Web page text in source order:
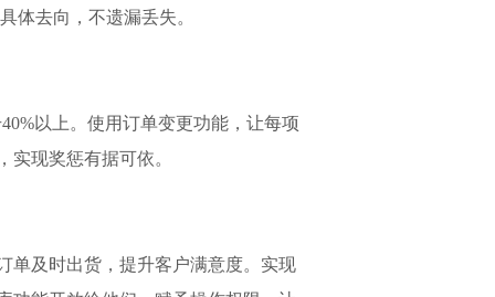
体去向，不遗漏丢失。
以上。使用订单变更功能，让每项
现奖惩有据可依。
单及时出货，提升客户满意度。实现